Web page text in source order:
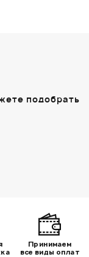
подобрать
Принимаем
все виды оплат